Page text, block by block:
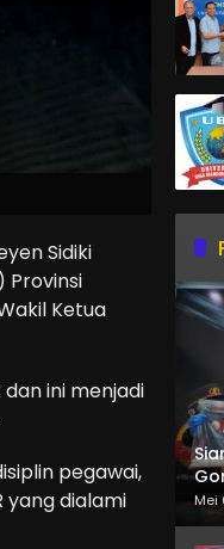
Sidiki
Provinsi
Ketua
ini menjadi
pegawai,
dialami
Mei